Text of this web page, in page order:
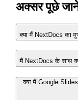
अक्सर पूछे
क्या मैं NextDocs का
मैं NextDocs के साथ
क्या मैं Google